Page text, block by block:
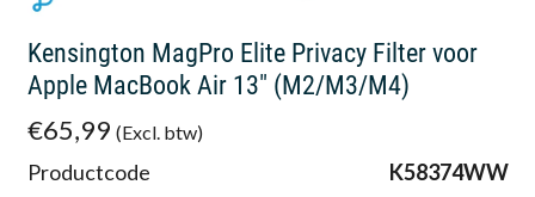
Kensington MagPro Elite Privacy Filter voor
Apple MacBook Air 13" (M2/M3/M4)
€65,99 (Excl. btw)
Productcode
K58374WW